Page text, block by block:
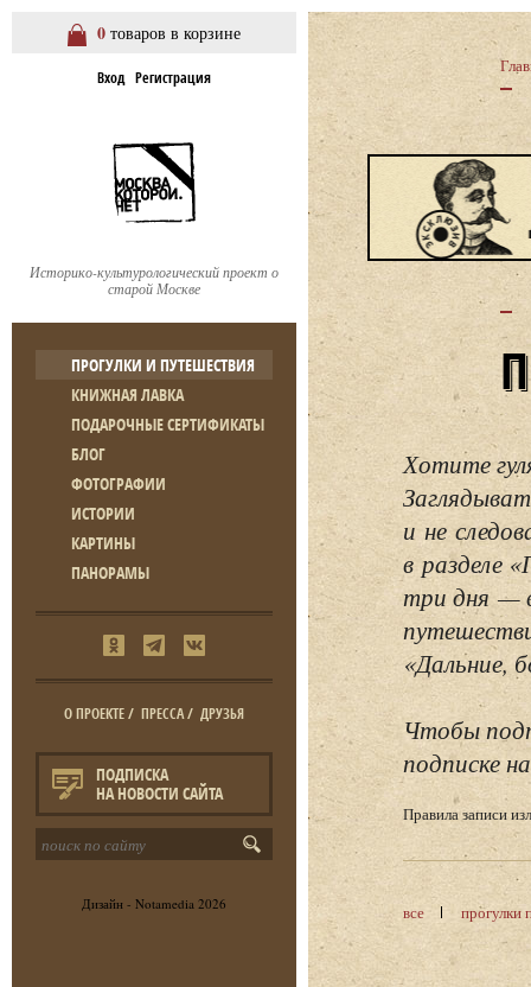
0 товаров в корзине
Вход Регистрация
Историко-культурологический проект о
старой Москве
ПРОГУЛКИ И ПУТЕШЕСТВИЯ
КНИЖНАЯ ЛАВКА
ПОДАРОЧНЫЕ СЕРТИФИКАТЫ
БЛОГ
ФОТОГРАФИИ
ИСТОРИИ
КАРТИНЫ
ПАНОРАМЫ
О ПРОЕКТЕ/ ПРЕССА/ ДРУЗЬЯ
ПОДПИСКА
НА НОВОСТИ САЙТА
Дизайн - Notamedia 2026
Хотите
и не
в разделе
три дня —
«Дальние,
Чтобы
подписке
Правила записи
все прогулки